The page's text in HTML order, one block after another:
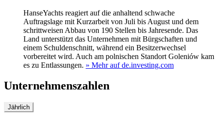
HanseYachts reagiert auf die anhaltend schwache
Auftragslage mit Kurzarbeit von Juli bis August und dem
schrittweisen Abbau von 190 Stellen bis Jahresende. Das
Land unterstützt das Unternehmen mit Bürgschaften und
einem Schuldenschnitt, während ein Besitzerwechsel
vorbereitet wird. Auch am polnischen Standort Goleniów kam
es zu Entlassungen. » Mehr auf de.investing.com
Unternehmenszahlen
Jährlich